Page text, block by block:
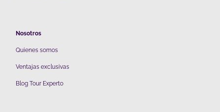
Nosotros
Quienes somos
Ventajas exclusivas
Blog Tour Experto